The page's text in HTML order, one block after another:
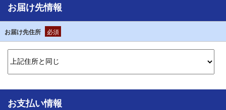
お届け先情報
お届け先住所 必須
お支払い情報